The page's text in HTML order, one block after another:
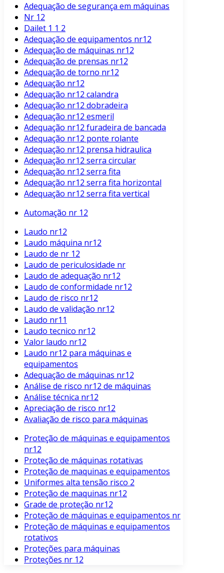
Adequação de segurança em máquinas
Nr 12
Dailet 1 1 2
Adequação de equipamentos nr12
Adequação de máquinas nr12
Adequação de prensas nr12
Adequação de torno nr12
Adequação nr12
Adequação nr12 calandra
Adequação nr12 dobradeira
Adequação nr12 esmeril
Adequação nr12 furadeira de bancada
Adequação nr12 ponte rolante
Adequação nr12 prensa hidraulica
Adequação nr12 serra circular
Adequação nr12 serra fita
Adequação nr12 serra fita horizontal
Adequação nr12 serra fita vertical
Automação nr 12
Laudo nr12
Laudo máquina nr12
Laudo de nr 12
Laudo de periculosidade nr
Laudo de adequação nr12
Laudo de conformidade nr12
Laudo de risco nr12
Laudo de validação nr12
Laudo nr11
Laudo tecnico nr12
Valor laudo nr12
Laudo nr12 para máquinas e
equipamentos
Adequação de máquinas nr12
Análise de risco nr12 de máquinas
Análise técnica nr12
Apreciação de risco nr12
Avaliação de risco para máquinas
Proteção de máquinas e equipamentos
nr12
Proteção de máquinas rotativas
Proteção de maquinas e equipamentos
Uniformes alta tensão risco 2
Proteção de maquinas nr12
Grade de proteção nr12
Proteção de máquinas e equipamentos nr
Proteção de máquinas e equipamentos
rotativos
Proteções para máquinas
Proteções nr 12